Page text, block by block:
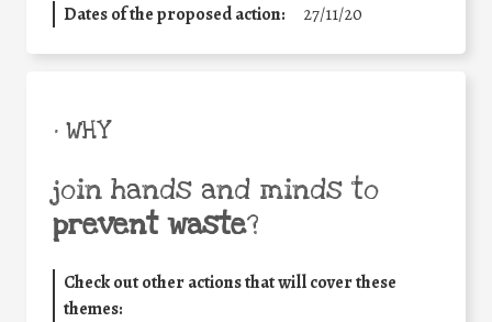
Dates of the proposed action: 27/11/20
• WHY
join hands and minds to
prevent waste?
Check out other actions that will cover these
themes: